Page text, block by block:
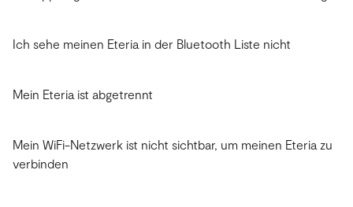
Ich sehe meinen Eteria in der Bluetooth Liste nicht
Mein Eteria ist abgetrennt
Mein WiFi-Netzwerk ist nicht sichtbar, um meinen Eteria zu
verbinden